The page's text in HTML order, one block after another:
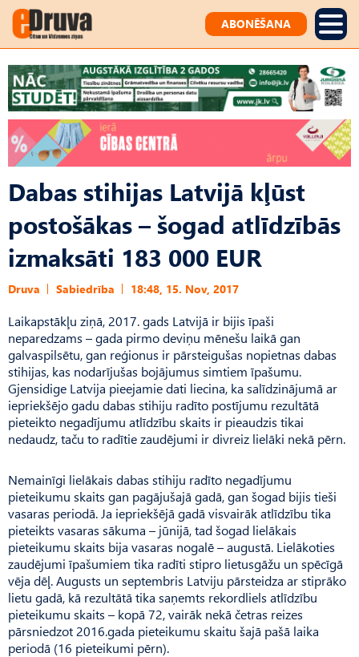
ABONĒŠANA
Dabas stihijas Latvijā kļūst
postošākas – šogad atlīdzībās
izmaksāti 183 000 EUR
Druva Sabiedrība 18:48, 15. Nov, 2017
Laikapstākļu ziņā, 2017. gads Latvijā ir bijis īpaši
neparedzams – gada pirmo deviņu mēnešu laikā gan
galvaspilsētu, gan reģionus ir pārsteigušas nopietnas dabas
stihijas, kas nodarījušas bojājumus simtiem īpašumu.
Gjensidige Latvija pieejamie dati liecina, ka salīdzinājumā ar
iepriekšējo gadu dabas stihiju radīto postījumu rezultātā
pieteikto negadījumu atlīdzību skaits ir pieaudzis tikai
nedaudz, taču to radītie zaudējumi ir divreiz lielāki nekā pērn.
Nemainīgi lielākais dabas stihiju radīto negadījumu
pieteikumu skaits gan pagājušajā gadā, gan šogad bijis tieši
vasaras periodā. Ja iepriekšējā gadā visvairāk atlīdzību tika
pieteikts vasaras sākuma – jūnijā, tad šogad lielākais
pieteikumu skaits bija vasaras nogalē – augustā. Lielākoties
zaudējumi īpašumiem tika radīti stipro lietusgāžu un spēcīgā
vēja dēļ. Augusts un septembris Latviju pārsteidza ar stiprāko
lietu gadā, kā rezultātā tika saņemts rekordliels atlīdzību
pieteikumu skaits – kopā 72, vairāk nekā četras reizes
pārsniedzot 2016.gada pieteikumu skaitu šajā pašā laika
periodā (16 pieteikumi pērn).